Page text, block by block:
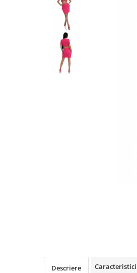
Descriere Caracteristici